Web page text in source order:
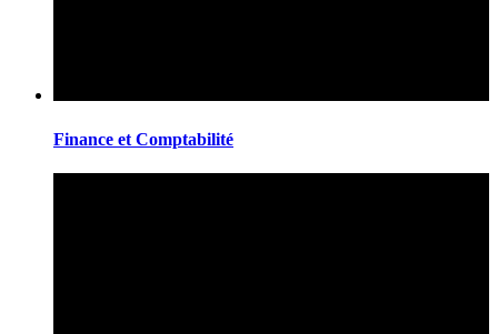
Finance et Comptabilité